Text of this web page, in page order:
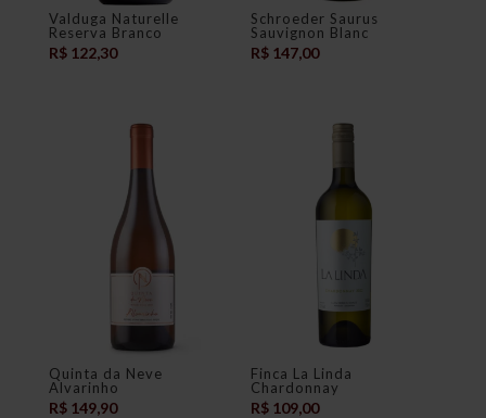
Valduga Naturelle
Reserva Branco
R$122,30
Schroeder Saurus
Sauvignon Blanc
R$ 147,00
Quinta da Neve
Alvarinho
R$149,90
Finca La Linda
Chardonnay
R$ 109,00